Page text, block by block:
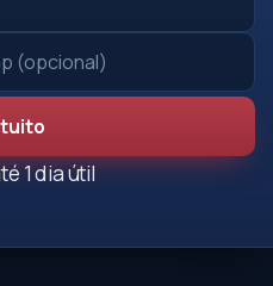
1 dia útil